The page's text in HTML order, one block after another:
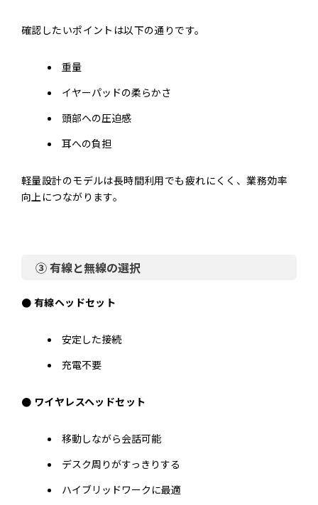
確認したいポイントは以下の通りです。
重量
イヤーパッドの柔らかさ
頭部への圧迫感
耳への負担
軽量設計のモデルは長時間利用でも疲れにくく、業務効率
向上につながります。
③ 有線と無線の選択
● 有線ヘッドセット
安定した接続
充電不要
● ワイヤレスヘッドセット
移動しながら会話可能
デスク周りがすっきりする
ハイブリッドワークに最適